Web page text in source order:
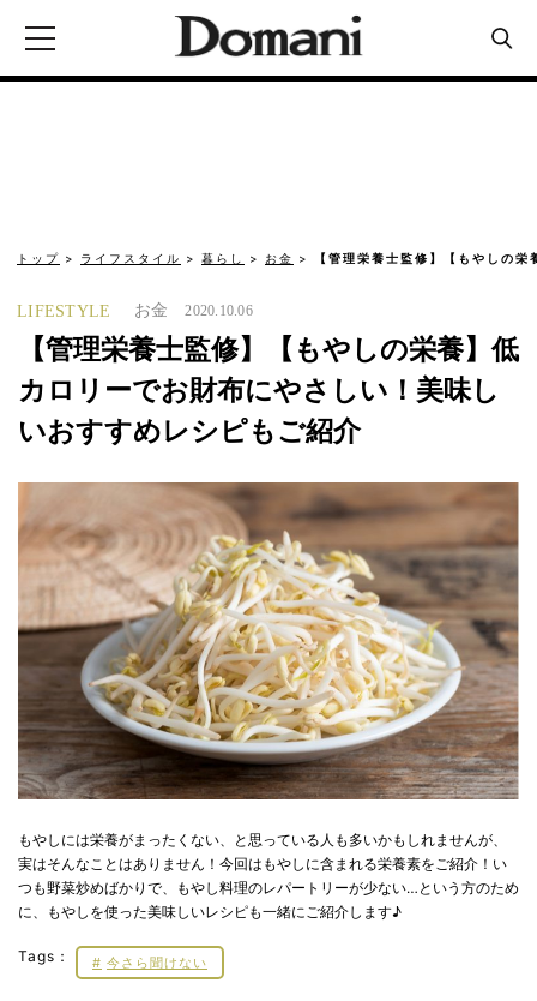
トップ ライフスタイル 暮らし お金 【管理栄養士監修】【もやしの
LIFESTYLE お金 2020.10.06
【管理栄養士監修】【もやしの栄養】低
カロリーでお財布にやさしい！美味し
いおすすめレシピもご紹介
もやしには栄養がまったくない、と思っている人も多いかもしれませんが、
実はそんなことはありません！今回はもやしに含まれる栄養素をご紹介！い
つも野菜炒めばかりで、もやし料理のレパートリーが少ない…という方のため
に、もやしを使った美味しいレシピも一緒にご紹介します♪
Tags： 今さら聞けない